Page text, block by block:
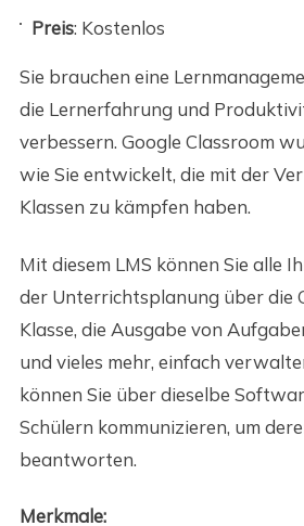
Preis: Kostenlos
Sie brauchen eine
die Lernerfahrung und
verbessern. Google Classroom
wie Sie entwickelt, die mit der
Klassen zu kämpfen haben.
Mit diesem LMS können Sie alle
der Unterrichtsplanung über die
Klasse, die Ausgabe von
und vieles mehr, einfach
können Sie über dieselbe
Schülern kommunizieren, um
beantworten.
Merkmale: